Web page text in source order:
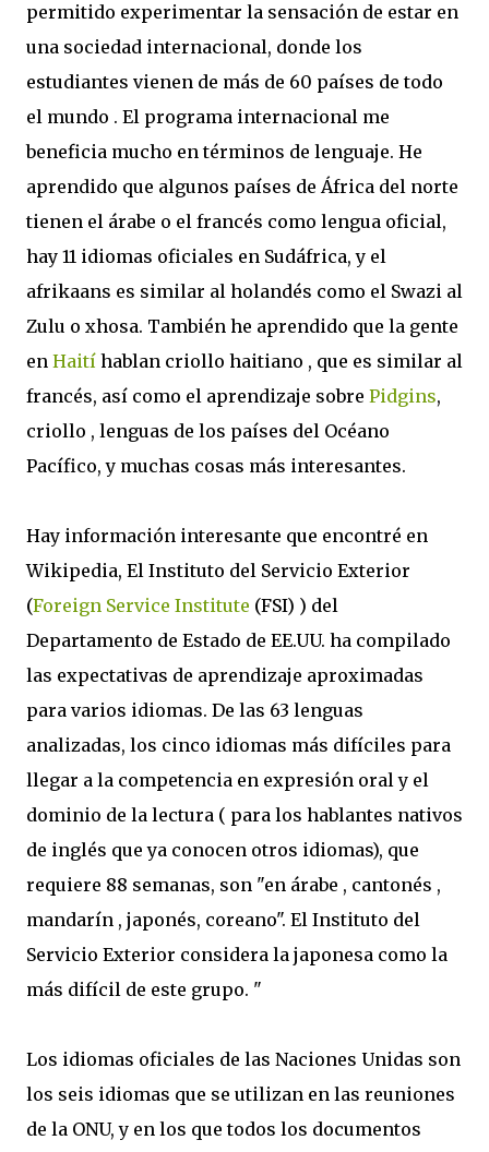
permitido experimentar la sensación de estar en
una sociedad internacional, donde los
estudiantes vienen de más de 60 países de todo
el mundo . El programa internacional me
beneficia mucho en términos de lenguaje. He
aprendido que algunos países de África del norte
tienen el árabe o el francés como lengua oficial,
hay 11 idiomas oficiales en Sudáfrica, y el
afrikaans es similar al holandés como el Swazi al
Zulu o xhosa. También he aprendido que la gente
en Haití hablan criollo haitiano , que es similar al
francés, así como el aprendizaje sobre Pidgins,
criollo , lenguas de los países del Océano
Pacífico, y muchas cosas más interesantes.
Hay información interesante que encontré en
Wikipedia, El Instituto del Servicio Exterior
(Foreign Service Institute (FSI) ) del
Departamento de Estado de EE.UU. ha compilado
las expectativas de aprendizaje aproximadas
para varios idiomas. De las 63 lenguas
analizadas, los cinco idiomas más difíciles para
llegar a la competencia en expresión oral y el
dominio de la lectura ( para los hablantes nativos
de inglés que ya conocen otros idiomas), que
requiere 88 semanas, son "en árabe , cantonés ,
mandarín , japonés, coreano". El Instituto del
Servicio Exterior considera la japonesa como la
más difícil de este grupo. "
Los idiomas oficiales de las Naciones Unidas son
los seis idiomas que se utilizan en las reuniones
de la ONU, y en los que todos los documentos